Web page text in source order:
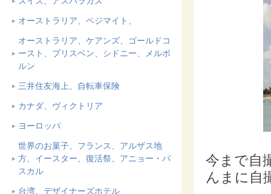
オーストラリア、ベジマイト、
オーストラリア、ケアンズ、ゴールドコ
ースト、ブリスベン、シドニー、メルボ
ルン
三井住友海上、自転車保険
カナダ、ヴィクトリア
ヨーロッパ
世界のお菓子、フランス、アルザス地
方、イースター、復活祭、アニョー・パ
スカル
台湾、デザイナーズホテル
今まで自
んまに自